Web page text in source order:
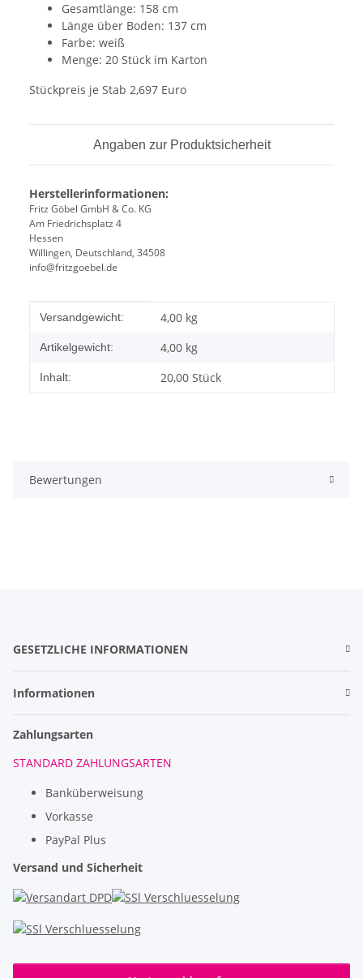
Gesamtlänge: 158 cm
Länge über Boden: 137 cm
Farbe: weiß
Menge: 20 Stück im Karton
Stückpreis je Stab 2,697 Euro
Angaben zur Produktsicherheit
Herstellerinformationen:
Fritz Göbel GmbH & Co. KG
Am Friedrichsplatz 4
Hessen
Willingen, Deutschland, 34508
info@fritzgoebel.de
Produkteigenschaft
Wert
Versandgewicht: 4,00 kg
Artikelgewicht: 4,00 kg
Inhalt: 20,00 Stück
Bewertungen
GESETZLICHE INFORMATIONEN
Informationen
Zahlungsarten
STANDARD ZAHLUNGSARTEN
Banküberweisung
Vorkasse
PayPal Plus
Versand und Sicherheit